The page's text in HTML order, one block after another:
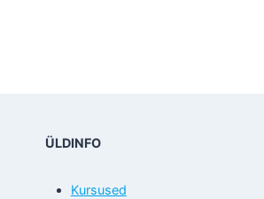
ÜLDINFO
Kursused